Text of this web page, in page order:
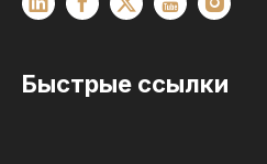
Быстрые ссылки